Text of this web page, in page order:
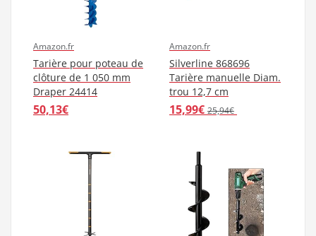
Amazon.fr
Tarière pour poteau de
clôture de 1 050 mm
Draper 24414
50,13€
Amazon.fr
Silverline 868696
Tarière manuelle Diam.
trou 12,7 cm
15,99€ 25,94€